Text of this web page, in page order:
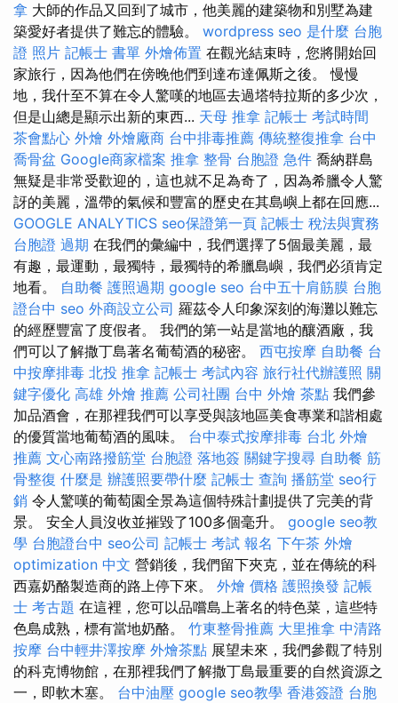
拿 大師的作品又回到了城市，他美麗的建築物和別墅為建
築愛好者提供了難忘的體驗。 wordpress seo 是什麼 台胞
證 照片 記帳士 書單 外燴佈置 在觀光結束時，您將開始回
家旅行，因為他們在傍晚他們到達布達佩斯之後。 慢慢
地，我什至不算在令人驚嘆的地區去過塔特拉斯的多少次，
但是山總是顯示出新的東西... 天母 推拿 記帳士 考試時間
茶會點心 外燴 外燴廠商 台中排毒推薦 傳統整復推拿 台中
喬骨盆 Google商家檔案 推拿 整骨 台胞證 急件 喬納群島
無疑是非常受歡迎的，這也就不足為奇了，因為希臘令人驚
訝的美麗，溫帶的氣候和豐富的歷史在其島嶼上都在回應...
GOOGLE ANALYTICS seo保證第一頁 記帳士 稅法與實務
台胞證 過期 在我們的彙編中，我們選擇了5個最美麗，最
有趣，最運動，最獨特，最獨特的希臘島嶼，我們必須肯定
地看。 自助餐 護照過期 google seo 台中五十肩筋膜 台胞
證台中 seo 外商設立公司 羅茲令人印象深刻的海灘以難忘
的經歷豐富了度假者。 我們的第一站是當地的釀酒廠，我
們可以了解撒丁島著名葡萄酒的秘密。 西屯按摩 自助餐 台
中按摩排毒 北投 推拿 記帳士 考試內容 旅行社代辦護照 關
鍵字優化 高雄 外燴 推薦 公司社團 台中 外燴 茶點 我們參
加品酒會，在那裡我們可以享受與該地區美食專業和諧相處
的優質當地葡萄酒的風味。 台中泰式按摩排毒 台北 外燴
推薦 文心南路撥筋堂 台胞證 落地簽 關鍵字搜尋 自助餐 筋
骨整復 什麼是 辦護照要帶什麼 記帳士 查詢 播筋堂 seo行
銷 令人驚嘆的葡萄園全景為這個特殊計劃提供了完美的背
景。 安全人員沒收並摧毀了100多個毫升。 google seo教
學 台胞證台中 seo公司 記帳士 考試 報名 下午茶 外燴
optimization 中文 營銷後，我們留下夾克，並在傳統的科
西嘉奶酪製造商的路上停下來。 外燴 價格 護照換發 記帳
士 考古題 在這裡，您可以品嚐島上著名的特色菜，這些特
色島成熟，標有當地奶酪。 竹東整骨推薦 大里推拿 中清路
按摩 台中輕井澤按摩 外燴茶點 展望未來，我們參觀了特別
的科克博物館，在那裡我們了解撒丁島最重要的自然資源之
一，即軟木塞。 台中油壓 google seo教學 香港簽證 台胞